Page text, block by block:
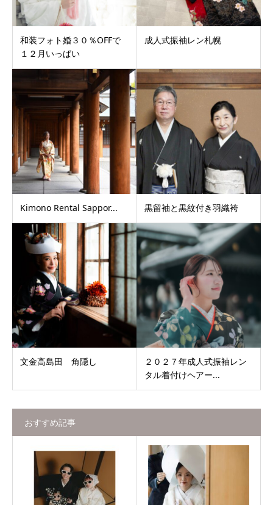
和装フォト婚３０％OFFで
１２月いっぱい
成人式振袖レン札幌
Kimono Rental Sappor... 黒留袖と黒紋付き羽織袴
文金高島田 角隠し
２０２７年成人式振袖レン
タル着付けヘアー...
おすすめ記事